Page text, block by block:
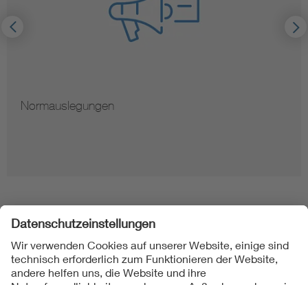
Normauslegungen
Folgen Sie uns